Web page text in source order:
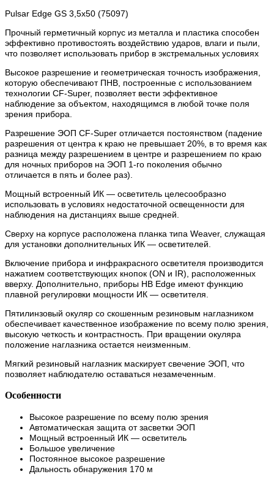
Pulsar Edge GS 3,5x50 (75097)
Прочный герметичный корпус из металла и пластика способен
эффективно противостоять воздействию ударов, влаги и пыли,
что позволяет использовать прибор в экстремальных условиях
Высокое разрешение и геометрическая точность изображения,
которую обеспечивают ПНВ, построенные с использованием
технологии CF-Super, позволяет вести эффективное
наблюдение за объектом, находящимся в любой точке поля
зрения прибора.
Разрешение ЭОП CF-Super отличается постоянством (падение
разрешения от центра к краю не превышает 20%, в то время как
разница между разрешением в центре и разрешением по краю
для ночных приборов на ЭОП 1-го поколения обычно
отличается в пять и более раз).
Мощный встроенный ИК — осветитель целесообразно
использовать в условиях недостаточной освещенности для
наблюдения на дистанциях выше средней.
Сверху на корпусе расположена планка типа Weaver, служащая
для установки дополнительных ИК — осветителей.
Включение прибора и инфракрасного осветителя производится
нажатием соответствующих кнопок (ON и IR), расположенных
вверху. Дополнительно, приборы НВ Edge имеют функцию
плавной регулировки мощности ИК — осветителя.
Пятилинзовый окуляр со скошенным резиновым наглазником
обеспечивает качественное изображение по всему полю зрения,
высокую четкость и контрастность. При вращении окуляра
положение наглазника остается неизменным.
Мягкий резиновый наглазник маскирует свечение ЭОП, что
позволяет наблюдателю оставаться незамеченным.
Особенности
Высокое разрешение по всему полю зрения
Автоматическая защита от засветки ЭОП
Мощный встроенный ИК — осветитель
Большое увеличение
Постоянное высокое разрешение
Дальность обнаружения 170 м